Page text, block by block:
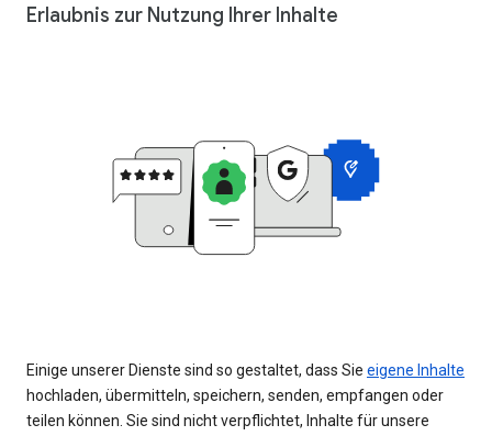
Erlaubnis zur Nutzung Ihrer Inhalte
Einige unserer Dienste sind so gestaltet, dass Sie eigene Inhalte
hochladen, übermitteln, speichern, senden, empfangen oder
teilen können. Sie sind nicht verpflichtet, Inhalte für unsere